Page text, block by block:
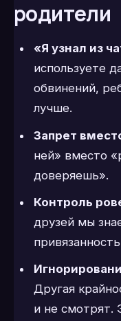
родители
«Я узнал из
используете
обвинений,
лучше.
Запрет
ней» вместо
доверяешь».
Контроль
друзей мы
Другая
и не смотрят.